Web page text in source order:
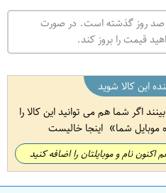
از صد روز گذشته است. در صورت
قیمت را بروز کند.
این کالا شوید
اگر شما هم می توانید این کالا را
موبایل شما اینجا خالیست
اکنون نام و موبایلتان را اضافه کنید